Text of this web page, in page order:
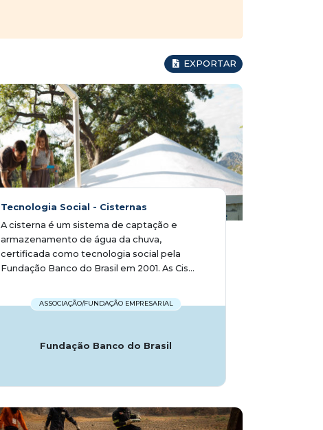
EXPORTAR
Tecnologia Social - Cisternas
A cisterna é um sistema de captação e
armazenamento de água da chuva,
certificada como tecnologia social pela
Fundação Banco do Brasil em 2001. As Cis...
ASSOCIAÇÃO/FUNDAÇÃO EMPRESARIAL
Fundação Banco do Brasil